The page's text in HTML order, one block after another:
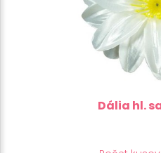
Dália hl.